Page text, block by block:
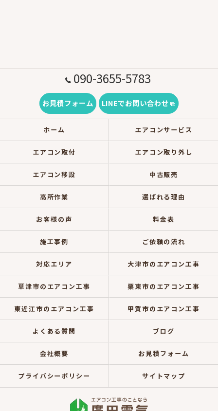
090-3655-5783
お見積フォーム LINEでお問い合わせ
ホーム エアコンサービス
エアコン取付 エアコン取り外し
エアコン移設 中古販売
高所作業 選ばれる理由
お客様の声 料金表
施工事例 ご依頼の流れ
対応エリア 大津市のエアコン工事
草津市のエアコン工事 栗東市のエアコン工事
東近江市のエアコン工事 甲賀市のエアコン工事
よくある質問 ブログ
会社概要 お見積フォーム
プライバシーポリシー サイトマップ